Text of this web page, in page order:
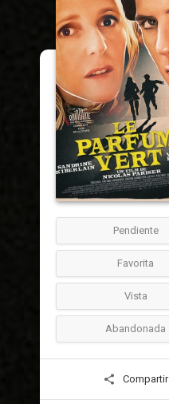
Pendiente
Favorita
Vista
Abandonada
Compartir